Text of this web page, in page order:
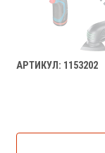
АРТИКУЛ: 1153202